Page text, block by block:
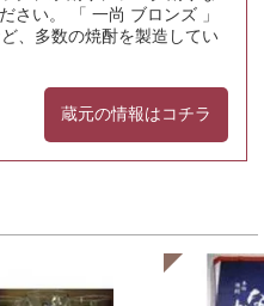
さい。 「 一尚 ブロンズ 」
、多数の焼酎を製造してい
蔵元の情報はコチラ